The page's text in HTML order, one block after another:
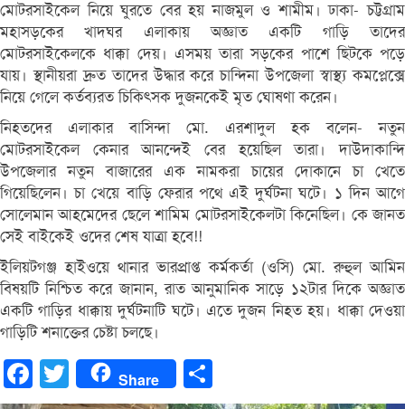
মোটরসাইকেল নিয়ে ঘুরতে বের হয় নাজমুল ও শামীম। ঢাকা- চট্টগ্রাম
মহাসড়কের খাদঘর এলাকায় অজ্ঞাত একটি গাড়ি তাদের
মোটরসাইকেলকে ধাক্কা দেয়। এসময় তারা সড়কের পাশে ছিটকে পড়ে
যায়। স্থানীয়রা দ্রুত তাদের উদ্ধার করে চান্দিনা উপজেলা স্বাস্থ্য কমপ্লেক্সে
নিয়ে গেলে কর্তব্যরত চিকিৎসক দুজনকেই মৃত ঘোষণা করেন।
নিহতদের এলাকার বাসিন্দা মো. এরশাদুল হক বলেন- নতুন
মোটরসাইকেল কেনার আনন্দেই বের হয়েছিল তারা। দাউদাকান্দি
উপজেলার নতুন বাজারের এক নামকরা চায়ের দোকানে চা খেতে
গিয়েছিলেন। চা খেয়ে বাড়ি ফেরার পথে এই দুর্ঘটনা ঘটে। ১ দিন আগে
সোলেমান আহমেদের ছেলে শামিম মোটরসাইকেলটা কিনেছিল। কে জানত
সেই বাইকেই ওদের শেষ যাত্রা হবে!!
ইলিয়টগঞ্জ হাইওয়ে থানার ভারপ্রাপ্ত কর্মকর্তা (ওসি) মো. রুহুল আমিন
বিষয়টি নিশ্চিত করে জানান, রাত আনুমানিক সাড়ে ১২টার দিকে অজ্ঞাত
একটি গাড়ির ধাক্কায় দুর্ঘটনাটি ঘটে। এতে দুজন নিহত হয়। ধাক্কা দেওয়া
গাড়িটি শনাক্তের চেষ্টা চলছে।
FacebookTwitter Share